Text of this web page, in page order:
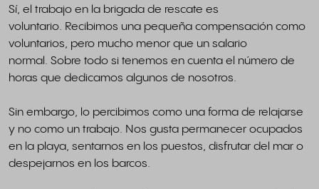
Sí, el trabajo en la brigada de rescate es
voluntario. Recibimos una pequeña compensación como
voluntarios, pero mucho menor que un salario
normal. Sobre todo si tenemos en cuenta el número de
horas que dedicamos algunos de nosotros.
Sin embargo, lo percibimos como una forma de relajarse
y no como un trabajo. Nos gusta permanecer ocupados
en la playa, sentarnos en los puestos, disfrutar del mar o
despejarnos en los barcos.